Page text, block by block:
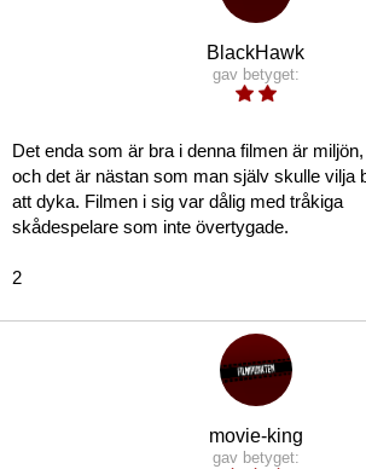
BlackHawk
gav betyget:
Det enda som är bra i denna filmen är
och det är nästan som man själv skulle vilja
att dyka. Filmen i sig var dålig med tråkiga
skådespelare som inte övertygade.
2
movie-king
gav betyget: